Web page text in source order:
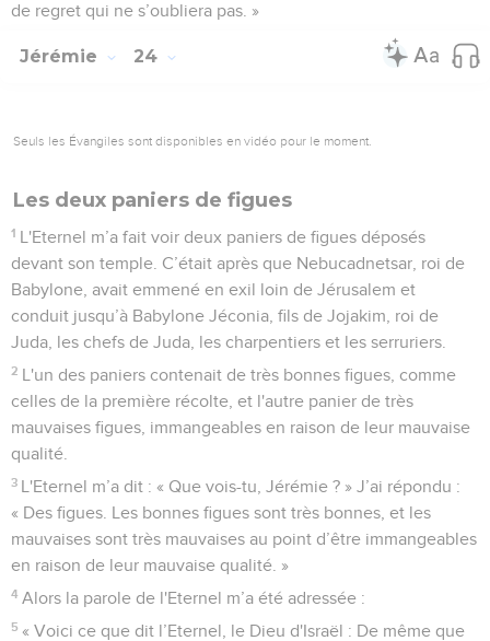
de regret qui ne s’oubliera pas. »
Jérémie 24
Seuls les Évangiles sont disponibles en vidéo pour le moment.
Les deux paniers de figues
1 L'Eternel m’a fait voir deux paniers de figues déposés
devant son temple. C’était après que Nebucadnetsar, roi de
Babylone, avait emmené en exil loin de Jérusalem et
conduit jusqu’à Babylone Jéconia, fils de Jojakim, roi de
Juda, les chefs de Juda, les charpentiers et les serruriers.
2 L'un des paniers contenait de très bonnes figues, comme
celles de la première récolte, et l'autre panier de très
mauvaises figues, immangeables en raison de leur mauvaise
qualité.
3 L'Eternel m’a dit : « Que vois-tu, Jérémie ? » J’ai répondu :
« Des figues. Les bonnes figues sont très bonnes, et les
mauvaises sont très mauvaises au point d’être immangeables
en raison de leur mauvaise qualité. »
4 Alors la parole de l'Eternel m’a été adressée :
5 « Voici ce que dit l’Eternel, le Dieu d'Israël : De même que